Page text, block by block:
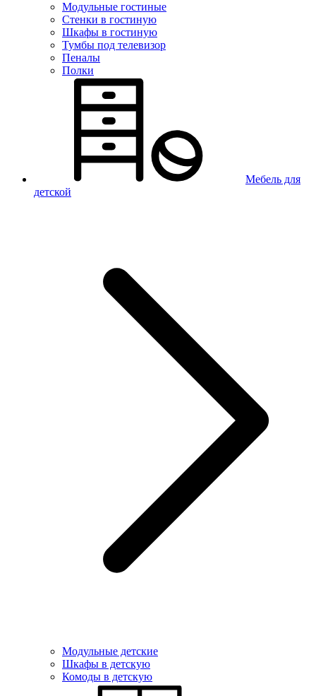
Модульные гостиные
Стенки в гостиную
Шкафы в гостиную
Тумбы под телевизор
Пеналы
Полки
Мебель для
детской
Модульные детские
Шкафы в детскую
Комоды в детскую